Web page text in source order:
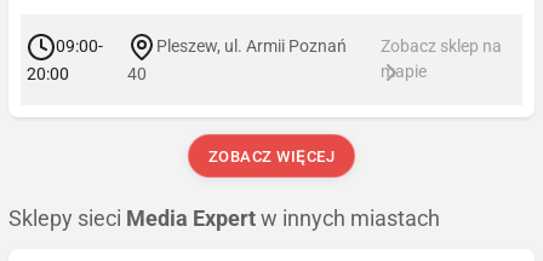
09:00-
20:00
Pleszew, ul. Armii Poznań
40
Zobacz sklep na
mapie
ZOBACZ WIĘCEJ
Sklepy sieci Media Expert w innych miastach